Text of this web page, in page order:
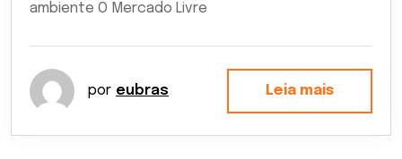
ambiente O Mercado Livre
por eubras Leia mais